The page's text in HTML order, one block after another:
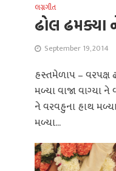
લગ્નગીત
ઢોલ ઢમક્યા
September 19, 2014
હસ્તમેળાપ – વરપક્ષ
મળ્યા વાજા વાગ્યા
ને વરવહુના હાથ
મળ્યા...